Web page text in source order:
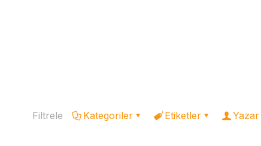
Filtrele Kategoriler Etiketler Yazar